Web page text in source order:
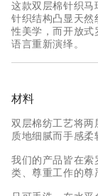
这款双层棉针织马
针织结构凸显天然
性美学，而开放式
语言重新演绎。
材料
双层棉纺工艺将两
质地细腻而手感柔
我们的产品皆在索
类、尊重工作的尊